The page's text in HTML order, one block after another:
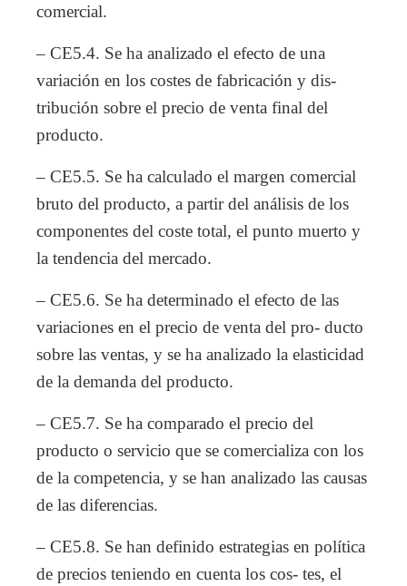
comercial.
– CE5.4. Se ha analizado el efecto de una
variación en los costes de fabricación y dis-
tribución sobre el precio de venta final del
producto.
– CE5.5. Se ha calculado el margen comercial
bruto del producto, a partir del análisis de los
componentes del coste total, el punto muerto y
la tendencia del mercado.
– CE5.6. Se ha determinado el efecto de las
variaciones en el precio de venta del pro- ducto
sobre las ventas, y se ha analizado la elasticidad
de la demanda del producto.
– CE5.7. Se ha comparado el precio del
producto o servicio que se comercializa con los
de la competencia, y se han analizado las causas
de las diferencias.
– CE5.8. Se han definido estrategias en política
de precios teniendo en cuenta los cos- tes, el